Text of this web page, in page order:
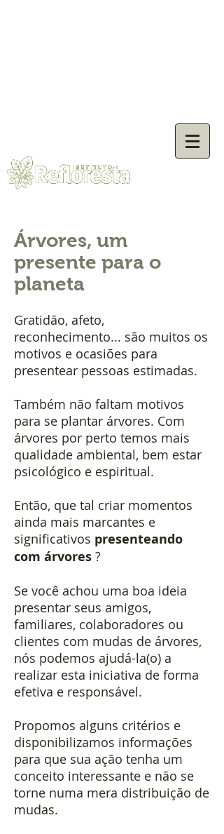
Árvores, um
presente para o
planeta
Gratidão, afeto,
reconhecimento... são muitos os
motivos e ocasiões para
presentear pessoas estimadas.
Também não faltam motivos
para se plantar árvores. Com
árvores por perto temos mais
qualidade ambiental, bem estar
psicológico e espiritual.
Então, que tal criar momentos
ainda mais marcantes e
significativos presenteando
com árvores ?
Se você achou uma boa ideia
presentar seus amigos,
familiares, colaboradores ou
clientes com mudas de árvores,
nós podemos ajudá-la(o) a
realizar esta iniciativa de forma
efetiva e responsável.
Propomos alguns critérios e
disponibilizamos informações
para que sua ação tenha um
conceito interessante e não se
torne numa mera distribuição de
mudas.